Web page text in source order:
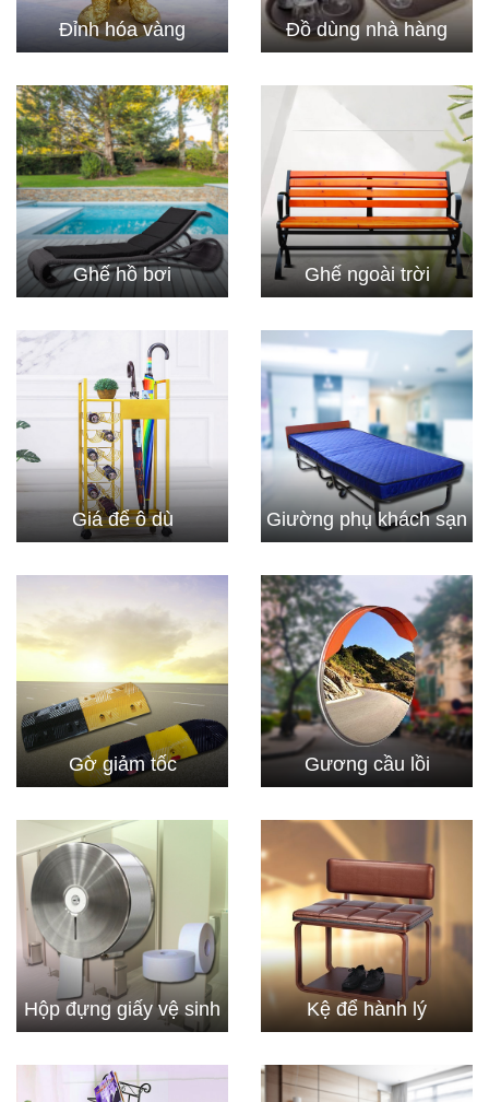
Đỉnh hóa vàng Đồ dùng nhà hàng
Ghế hồ bơi Ghế ngoài trời
Giá để ô dù Giường phụ khách sạn
Gờ giảm tốc Gương cầu lồi
Hộp đựng giấy vệ sinh Kệ để hành lý